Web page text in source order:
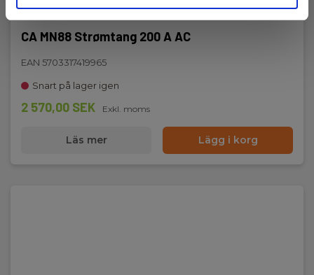
CA MN88 Strømtang 200 A AC
EAN 5703317419965
Snart på lager igen
2 570,00 SEK Exkl. moms
Läs mer Lägg i korg